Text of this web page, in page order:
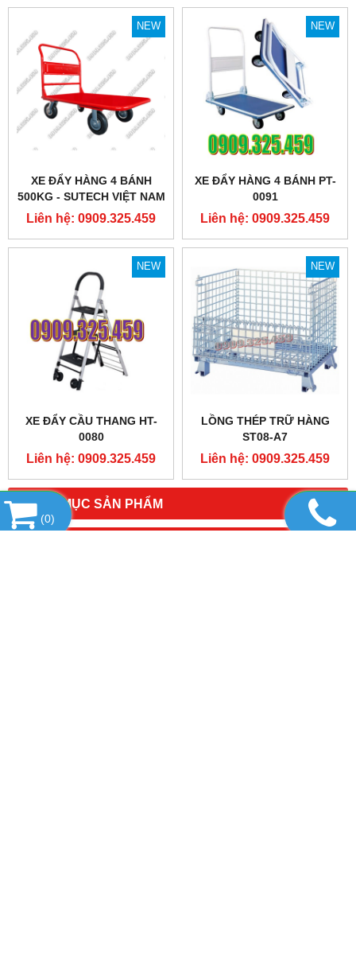
DANH MỤC SẢN PHẨM
NEW
XE ĐẨY HÀNG 4 BÁNH
500KG - SUTECH VIỆT NAM
Liên hệ: 0909.325.459
NEW
XE ĐẨY HÀNG 4 BÁNH PT-
0091
Liên hệ: 0909.325.459
NEW
XE ĐẨY CẦU THANG HT-
0080
Liên hệ: 0909.325.459
NEW
LỒNG THÉP TRỮ HÀNG
ST08-A7
Liên hệ: 0909.325.459
(0)